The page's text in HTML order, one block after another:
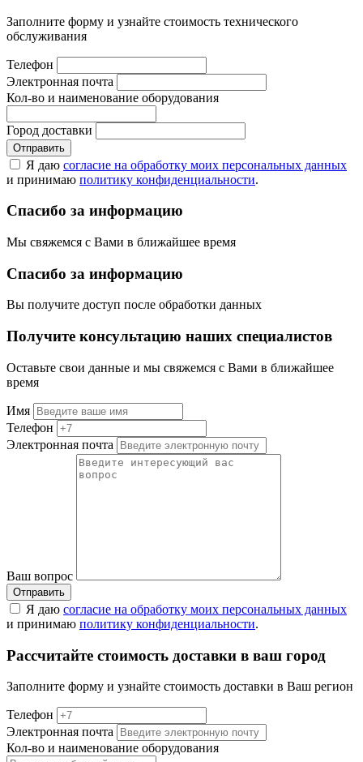
Заполните форму и узнайте стоимость технического
обслуживания
Телефон
Электронная почта
Кол-во и наименование оборудования
Город доставки
Отправить
Я даю согласие на обработку моих персональных данных
и принимаю политику конфиденциальности.
Спасибо за информацию
Мы свяжемся с Вами в ближайшее время
Спасибо за информацию
Вы получите доступ после обработки данных
Получите консультацию наших специалистов
Оставьте свои данные и мы свяжемся с Вами в ближайшее
время
Имя
Телефон
Электронная почта
Ваш вопрос
Отправить
Я даю согласие на обработку моих персональных данных
и принимаю политику конфиденциальности.
Рассчитайте стоимость доставки в ваш город
Заполните форму и узнайте стоимость доставки в Ваш регион
Телефон
Электронная почта
Кол-во и наименование оборудования